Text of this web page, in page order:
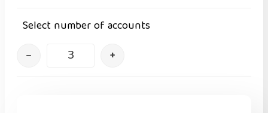
Select number of accounts
– +